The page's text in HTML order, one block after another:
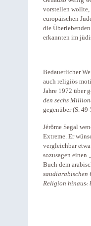
vorstellen wollte,
europäischen
die
erkannten im
Bedauerlicher
auch religiös
Jahre 1972 über
den sechs
gegenüber (S.
Jérôme Segal
Extreme. Er
vergleichbar
sozusagen einen
Buch dem
saudiarabischen
Religion hinaus‹